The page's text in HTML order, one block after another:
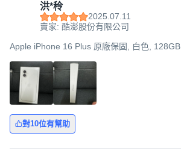
洪*秢
2025.07.11
賣家: 酷澎股份有限公司
Apple iPhone 16 Plus 原廠保固, 白色, 128GB
對10位有幫助